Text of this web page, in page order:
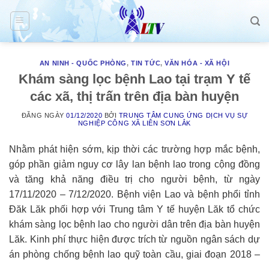
Skip
content
AN NINH - QUỐC PHÒNG,TIN TỨC,VĂN HÓA - XÃ HỘI
Khám sàng lọc bệnh Lao tại trạm Y tế
các xã, thị trấn trên địa bàn huyện
ĐĂNG NGÀY01/12/2020 BỞI TRUNG TÂM CUNG ỨNG DỊCH VỤ SỰ
NGHIỆP CÔNG XÃ LIÊN SƠN LẮK
Nhằm phát hiện sớm, kịp thời các trường hợp mắc bệnh,
góp phần giảm nguy cơ lây lan bệnh lao trong cộng đồng
và tăng khả năng điều trị cho người bệnh, từ ngày
17/11/2020 – 7/12/2020. Bệnh viện Lao và bệnh phổi tỉnh
Đăk Lăk phối hợp với Trung tâm Y tế huyện Lăk tổ chức
khám sàng lọc bệnh lao cho người dân trên địa bàn huyện
Lăk. Kinh phí thực hiện được trích từ nguồn ngân sách dự
án phòng chống bệnh lao quỹ toàn cầu, giai đoạn 2018 –